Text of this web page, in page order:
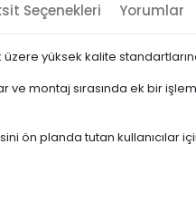
Seçenekleri Yorumlar
üzere yüksek kalite
montaj sırasında ek bir
ön planda tutan kullanıcılar